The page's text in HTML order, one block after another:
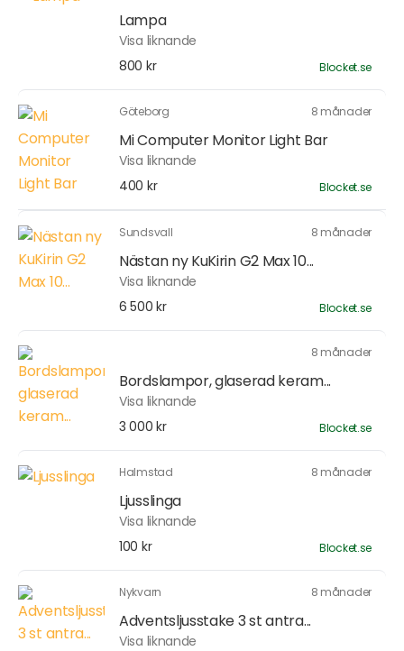
Lampa
Visa liknande
800 kr
Blocket.se
Göteborg 8 månader
Mi Computer Monitor Light Bar
Visa liknande
400 kr
Blocket.se
Sundsvall 8 månader
Nästan ny KuKirin G2 Max 10...
Visa liknande
6 500 kr
Blocket.se
8 månader
Bordslampor, glaserad keram...
Visa liknande
3 000 kr
Blocket.se
Halmstad 8 månader
Ljusslinga
Visa liknande
100 kr
Blocket.se
Nykvarn 8 månader
Adventsljusstake 3 st antra...
Visa liknande